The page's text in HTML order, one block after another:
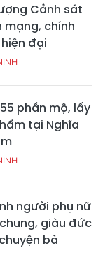
Cảnh sát
mạng, chính
đại
phần mộ, lấy
tại Nghĩa
người phụ nữ
giàu đức
bà